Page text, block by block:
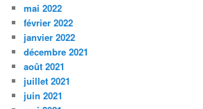
mai 2022
février 2022
janvier 2022
décembre 2021
août 2021
juillet 2021
juin 2021